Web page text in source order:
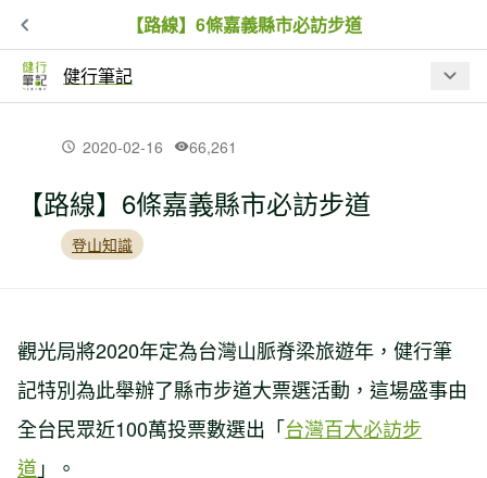
【路線】6條嘉義縣市必訪步道
健行筆記
最新文章
【入園資訊】因應巴威颱風來襲，林業
時代！台灣山林汲取靈感限定系列、專
2020-02-16 66,261
【路線】6條嘉義縣市必訪步道
登山知識
觀光局將2020年定為台灣山脈脊梁旅遊年，健行筆
記特別為此舉辦了縣市步道大票選活動，這場盛事由
全台民眾近100萬投票數選出「台灣百大必訪步
道 」。